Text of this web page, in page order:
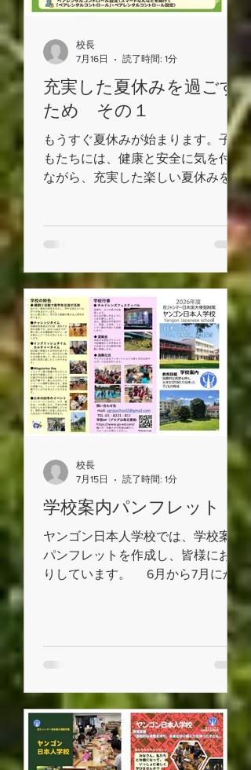
充実した夏休みを過ごす
ため その１
もうすぐ夏休みが始まります。子ど
もたちには、健康と安全に気を付け
ながら、充実した楽しい夏休みを過
学校では、夏休みを前に、規則正し
い生活習慣について確認するととも
に、インターネットやSNSの適切な
利用についても指導を行います。
インターネットやSNSは便利なツ
ールである一方、使い方によっては
思わぬトラブルに巻き込まれたり、
相手を傷つけてしまったりすること
があります。学校では、自分も相手
も大切にし、安全で責任ある利用に
ついて考える機会としています。
ご家庭におかれましても、お子様
とインターネットやSNSの利用時間
や利用方法、ご家庭でのルールなど
について話し合っていただき、安全
で有意義な夏休みとなるよう、ご理
解とご協力をお願いいたします。
校長
7月16日
読了時間: 1分
学校案内パンフレット
ヤンゴン日本人学校では、学校案内
パンフレットを作成し、皆様にお配
りしています。 6月から7月にか
けては、多くのお子様に体験入学へ
ご参加いただき、本校の教育活動や
学校生活についてご理解を深めてい
ただく機会となりました。 本校
は在外教育施設として、日本の学習
ます。 将来、日本へ帰国された
際にも、子どもたちが日本の学校生
活や学習に円滑に適応できるよう、
教育課程や生活指導を大切にしてい
校長
7月15日
読了時間: 1分